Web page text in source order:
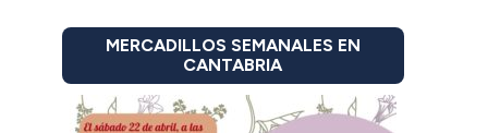
MERCADILLOS SEMANALES EN
CANTABRIA